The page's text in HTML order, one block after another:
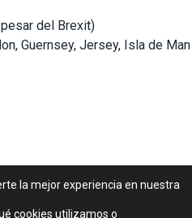
del Brexit)
Guernsey, Jersey, Isla de Man
la mejor experiencia en nuestra
cookies utilizamos o